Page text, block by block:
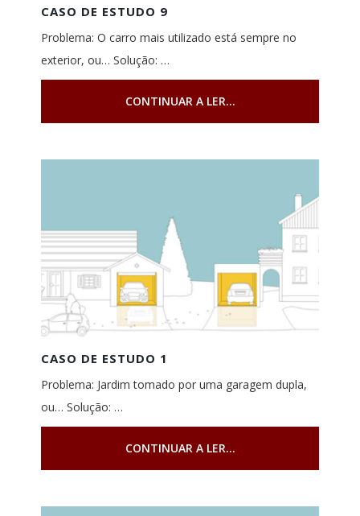
CASO DE ESTUDO 9
Problema: O carro mais utilizado está sempre no
exterior, ou… Solução: …
CONTINUAR A LER...
CASO DE ESTUDO 1
Problema: Jardim tomado por uma garagem dupla,
ou… Solução: …
CONTINUAR A LER...